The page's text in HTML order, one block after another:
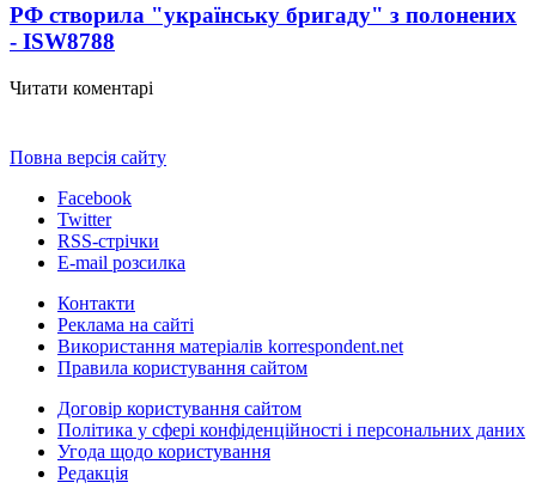
РФ створила "українську бригаду" з полонених
- ISW8788
Читати коментарі
Повна версія сайту
Facebook
Twitter
RSS-стрічки
E-mail розсилка
Контакти
Реклама на сайті
Використання матеріалів korrespondent.net
Правила користування сайтом
Договір користування сайтом
Політика у сфері конфіденційності і персональних даних
Угода щодо користування
Редакція